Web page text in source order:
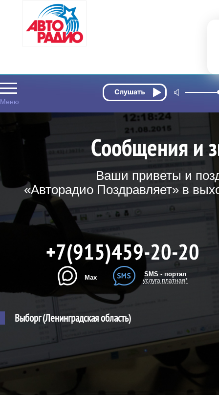
Сообщения и
Ваши приветы и
«Авторадио Поздравляет» в
+7(915)459-20-20
Max SMS - портал
услуга платная*
Выборг (Ленинградская область)